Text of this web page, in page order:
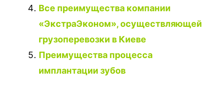
Все преимущества компании
«ЭкстраЭконом», осуществляющей
грузоперевозки в Киеве
Преимущества процесса
имплантации зубов